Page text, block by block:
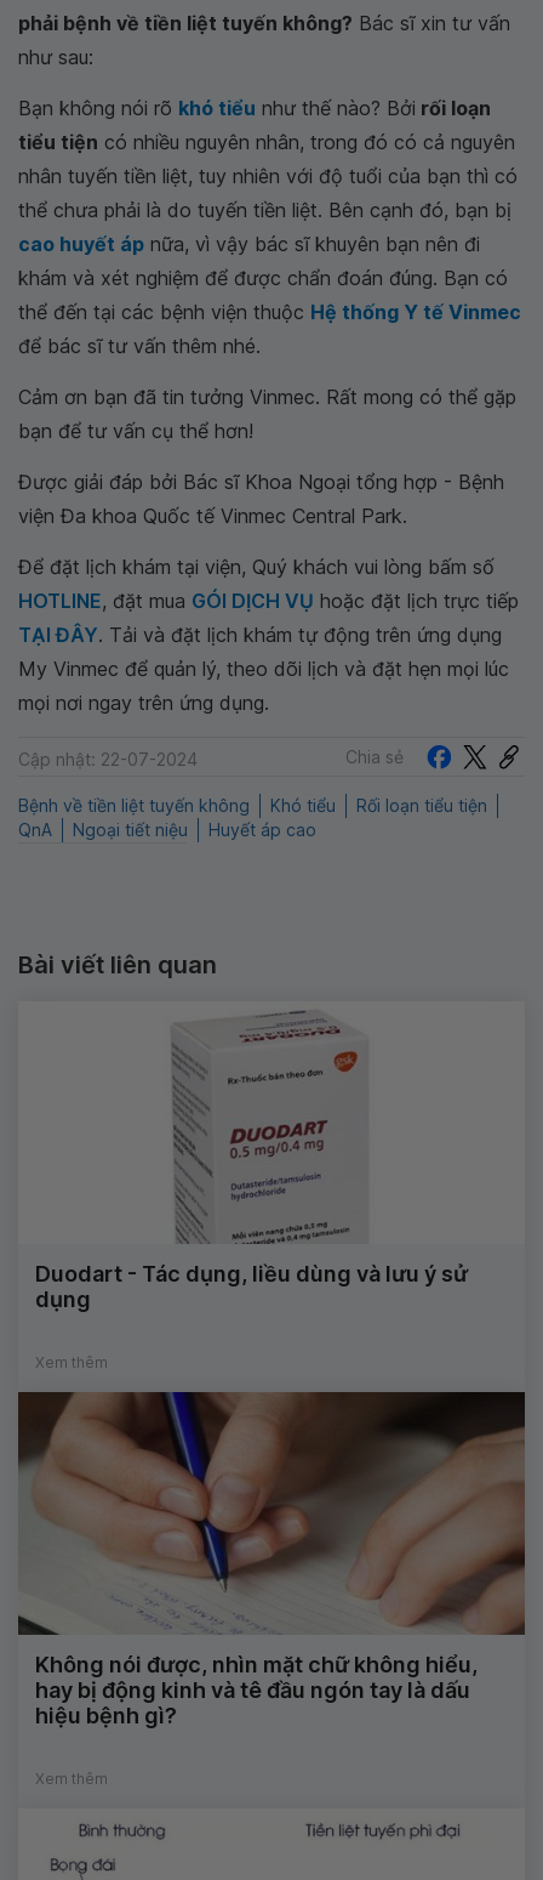
phải bệnh về tiền liệt tuyến không? Bác sĩ xin tư vấn
như sau:
Bạn không nói rõ khó tiểu như thế nào? Bởi rối loạn
tiểu tiện có nhiều nguyên nhân, trong đó có cả nguyên
nhân tuyến tiền liệt, tuy nhiên với độ tuổi của bạn thì có
thể chưa phải là do tuyến tiền liệt. Bên cạnh đó, bạn bị
cao huyết áp nữa, vì vậy bác sĩ khuyên bạn nên đi
khám và xét nghiệm để được chẩn đoán đúng. Bạn có
thể đến tại các bệnh viện thuộc Hệ thống Y tế Vinmec
để bác sĩ tư vấn thêm nhé.
Cảm ơn bạn đã tin tưởng Vinmec. Rất mong có thể gặp
bạn để tư vấn cụ thể hơn!
Được giải đáp bởi Bác sĩ Khoa Ngoại tổng hợp - Bệnh
viện Đa khoa Quốc tế Vinmec Central Park.
Để đặt lịch khám tại viện, Quý khách vui lòng bấm số
HOTLINE, đặt mua GÓI DỊCH VỤ hoặc đặt lịch trực tiếp
TẠI ĐÂY. Tải và đặt lịch khám tự động trên ứng dụng
My Vinmec để quản lý, theo dõi lịch và đặt hẹn mọi lúc
mọi nơi ngay trên ứng dụng.
Cập nhật: 22-07-2024 Chia sẻ
Bệnh về tiền liệt tuyến không Khó tiểu
Rối loạn tiểu tiện
QnA
Ngoại tiết niệu Huyết áp cao
Bài viết liên quan
Duodart - Tác dụng, liều dùng và lưu ý sử
dụng
Xem thêm
Không nói được, nhìn mặt chữ không hiểu,
hay bị động kinh và tê đầu ngón tay là dấu
hiệu bệnh gì?
Xem thêm